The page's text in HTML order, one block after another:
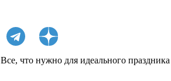
Все, что нужно для идеального праздника